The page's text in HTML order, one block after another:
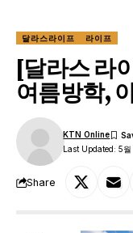
달라스라이프 라이프
[달라스 라
여름방학,
Last Updated: 5
KTN Online
Share